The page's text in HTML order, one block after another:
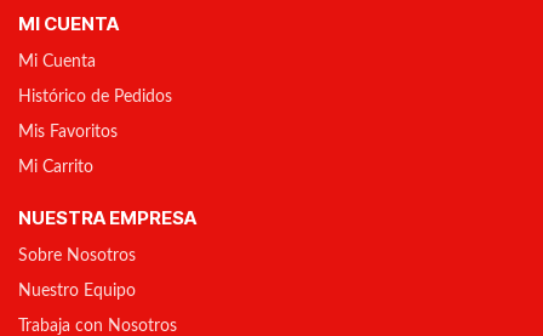
MI CUENTA
Mi Cuenta
Histórico de Pedidos
Mis Favoritos
Mi Carrito
NUESTRA EMPRESA
Sobre Nosotros
Nuestro Equipo
Trabaja con Nosotros